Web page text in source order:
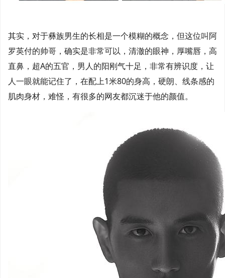
其实，对于彝族男生的长相是一个模糊的概念，但这位叫阿
罗英付的帅哥，确实是非常可以，清澈的眼神，厚嘴唇，高
直鼻，超A的五官，男人的阳刚气十足，非常有辨识度，让
人一眼就能记住了，在配上1米80的身高，硬朗、线条感的
肌肉身材，难怪，有很多的网友都沉迷于他的颜值。